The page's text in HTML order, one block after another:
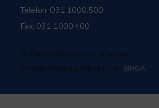
Telefon: 031.1000.500
Fax: 031.1000.400
© Toate drepturile sunt rezervate.
Website realizat și întreținut de SINGA